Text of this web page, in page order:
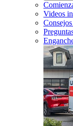
Videos